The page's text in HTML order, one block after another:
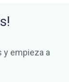
y empieza a